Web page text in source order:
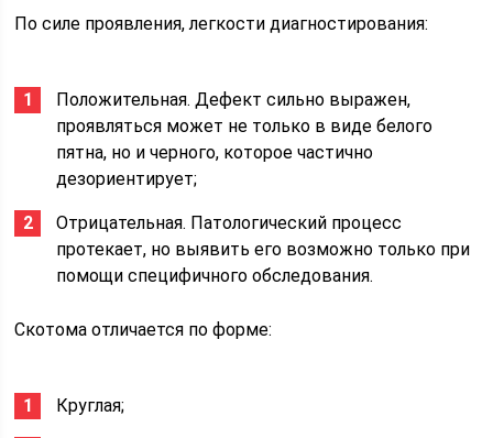
По силе проявления, легкости диагностирования:
Положительная. Дефект сильно выражен,
проявляться может не только в виде белого
пятна, но и черного, которое частично
дезориентирует;
Отрицательная. Патологический процесс
протекает, но выявить его возможно только при
помощи специфичного обследования.
Скотома отличается по форме:
Круглая;